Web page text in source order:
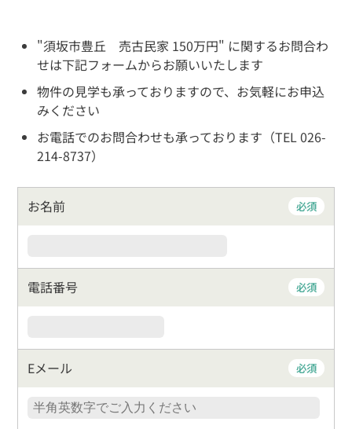
"須坂市豊丘 売古民家 150万円" に関するお問合わ
せは下記フォームからお願いいたします
物件の見学も承っておりますので、お気軽にお申込
みください
お電話でのお問合わせも承っております（TEL 026-
214-8737）
お名前 必須
電話番号 必須
Eメール 必須